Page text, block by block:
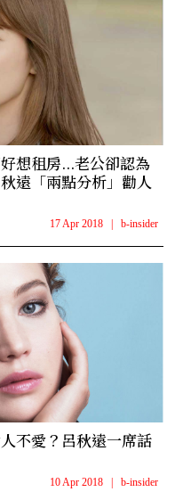
想租房...老公卻認為
遠「兩點分析」勸人
17 Apr 2018 | b-insider
不愛？呂秋遠一席話
10 Apr 2018 | b-insider